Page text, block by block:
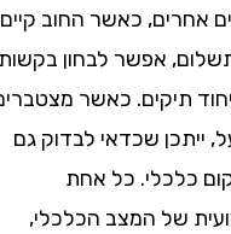
כאשר החוב קיים
אפשר לבחון בקשות
כאשר מצטברים
שכדאי לבדוק גם
כל אחת
המצב הכלכלי,